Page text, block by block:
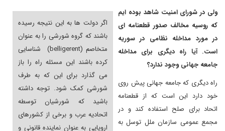
اگر دولت ها به این نتیجه رسیده
باشند که گروه شورشی را به عنوان
متخاصم(belligerent)
شناسایی
کرده باشند این مسئله راه را باز
می گذارد برای این کهبه طرف
شورشی کمک شود. توجه داشته
باشید که شورشیان توسطه
اتحادیه عرب و برخی از کشورهای
اروپایی به عنوان نماینده قانونی و
ولی در شورای امنیت شاهد بوده ایم
که روسیه مخالف صدور قطعنامه ای
در مورد مداخله نظامی در سوریه
است. آیا راه دیگری برای مداخله
جامعه جهانی وجود ندارد؟
راه دیگری که جامعه جهانی پیش روی
خود دارد این است که از قطعنامه
اتحاد برای صلح استفاده کند و در
مجمع عمومی سازمان ملل توسل به